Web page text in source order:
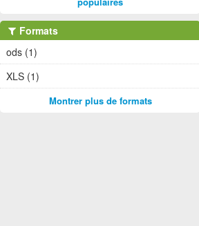
Formats
ods (1)
XLS (1)
Montrer plus de formats